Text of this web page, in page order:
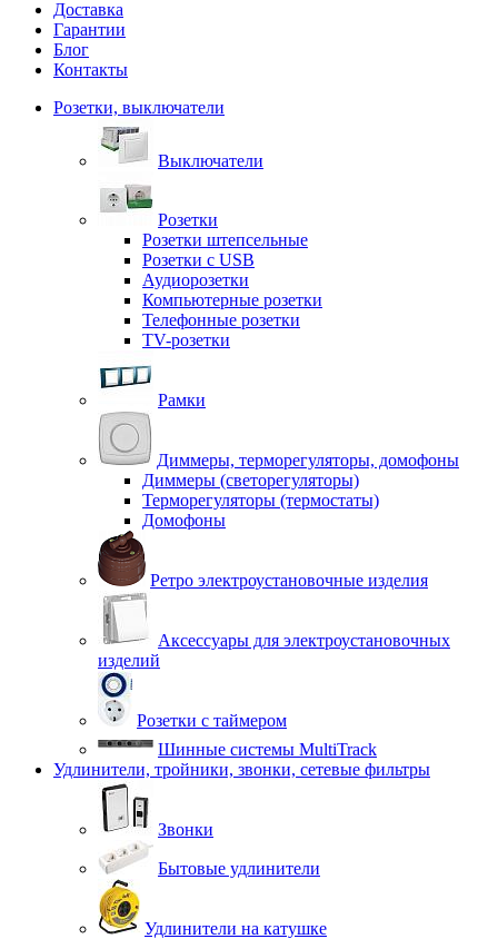
Доставка
Гарантии
Блог
Контакты
Розетки, выключатели
Выключатели
Розетки
Розетки штепсельные
Розетки с USB
Аудиорозетки
Компьютерные розетки
Телефонные розетки
TV-розетки
Рамки
Диммеры, терморегуляторы, домофоны
Диммеры (светорегуляторы)
Терморегуляторы (термостаты)
Домофоны
Ретро электроустановочные изделия
Аксессуары для электроустановочных
изделий
Розетки с таймером
Шинные системы MultiTrack
Удлинители, тройники, звонки, сетевые фильтры
Звонки
Бытовые удлинители
Удлинители на катушке